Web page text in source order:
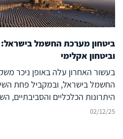
ביטחון מערכת החשמל
וביטחון אקלימי
בעשור האחרון עלה באופן ניכר
החשמל בישראל, ובמקביל פחת
היתרונות הכלכליים והסביבתיים,
חדשות של ביטחון חשמל ועמידות
02/12/25